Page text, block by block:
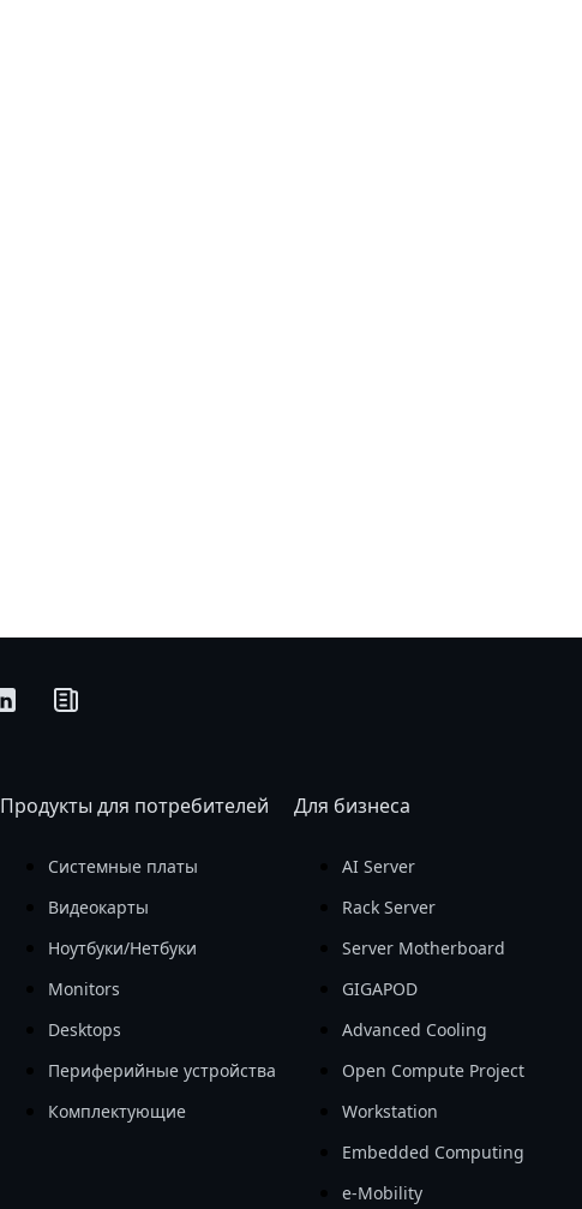
Продукты для потребителей
Системные платы
Видеокарты
Ноутбуки/Нетбуки
Monitors
Desktops
Периферийные устройства
Комплектующие
Для бизнеса
AI Server
Rack Server
Server Motherboard
GIGAPOD
Advanced Cooling
Open Compute Project
Workstation
Embedded Computing
e-Mobility